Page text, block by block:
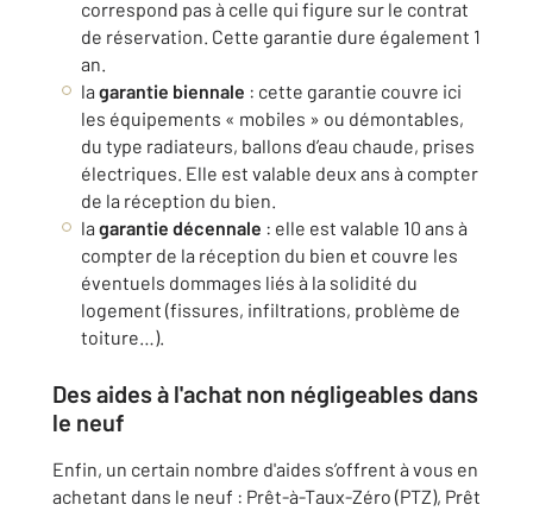
correspond pas à celle qui figure sur le contrat
de réservation. Cette garantie dure également 1
an.
la garantie biennale : cette garantie couvre ici
les équipements « mobiles » ou démontables,
du type radiateurs, ballons d’eau chaude, prises
électriques. Elle est valable deux ans à compter
de la réception du bien.
la garantie décennale : elle est valable 10 ans à
compter de la réception du bien et couvre les
éventuels dommages liés à la solidité du
logement (fissures, infiltrations, problème de
toiture…).
Des aides à l'achat non négligeables dans
le neuf
Enfin, un certain nombre d'aides s’offrent à vous en
achetant dans le neuf : Prêt-à-Taux-Zéro (PTZ), Prêt